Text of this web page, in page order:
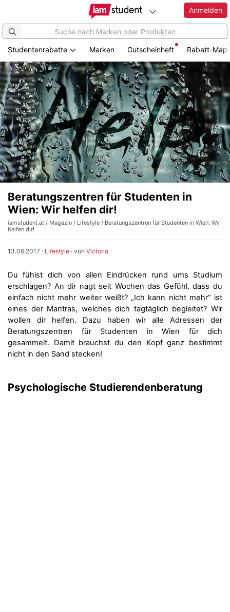
Anmelden
Studentenrabatte Marken Gutscheinheft Rabatt-Map
Beratungszentren für Studenten in
Wien: Wir helfen dir!
iamstudent.at / Magazin / Lifestyle / Beratungszentren für Studenten in Wien: Wir
helfen dir!
13.06.2017 · Lifestyle · von Victoria
Du fühlst dich von allen Eindrücken rund ums Studium
erschlagen? An dir nagt seit Wochen das Gefühl, dass du
einfach nicht mehr weiter weißt? „Ich kann nicht mehr“ ist
eines der Mantras, welches dich tagtäglich begleitet? Wir
wollen dir helfen. Dazu haben wir alle Adressen der
Beratungszentren für Studenten in Wien für dich
gesammelt. Damit brauchst du den Kopf ganz bestimmt
nicht in den Sand stecken!
Psychologische Studierendenberatung